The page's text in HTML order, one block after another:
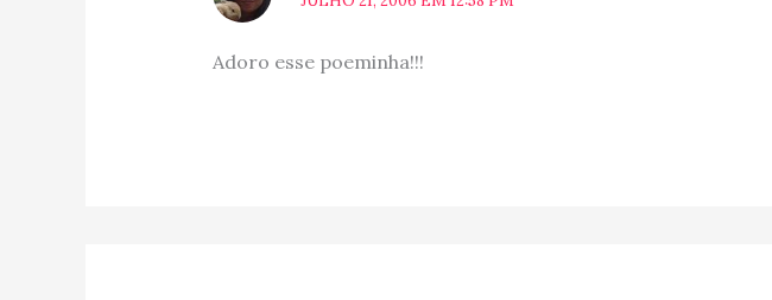
Adoro esse poeminha!!!